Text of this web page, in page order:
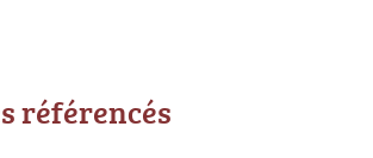
référencés